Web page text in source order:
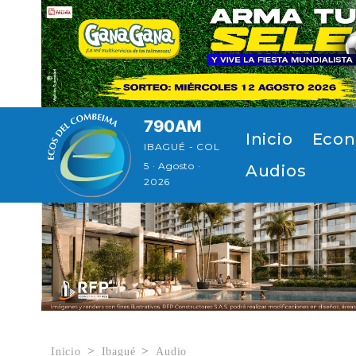
Pasar al contenido principal
790AM
IBAGUÉ - COL
5 · Agosto ·
2026
Navegación
Inicio
Audios
Inicio Ibagué Audio